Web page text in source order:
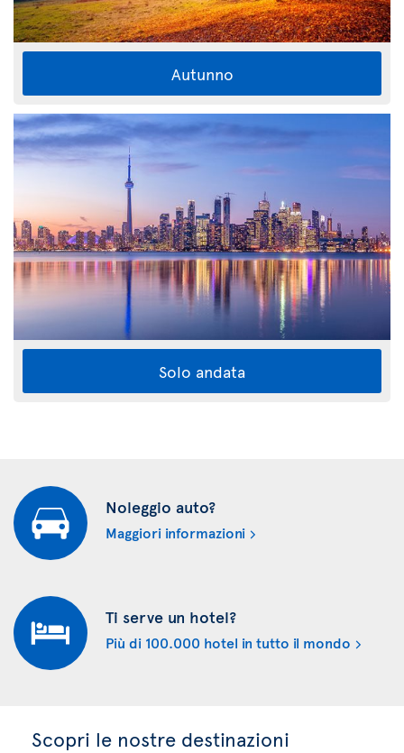
Autunno
Solo andata
Noleggio auto?
Maggiori informazioni
Ti serve un hotel?
Più di 100.000 hotel in tutto il mondo
Scopri le nostre destinazioni